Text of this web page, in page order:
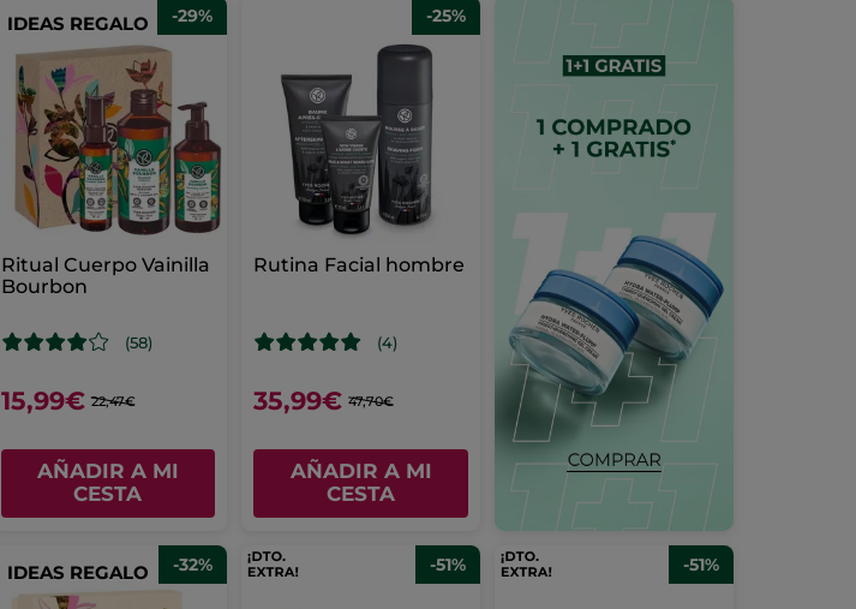
IDEAS REGALO -29%
Ritual Cuerpo Vainilla
Bourbon
(58)
15,99€ 22,47€
AÑADIR A MI
CESTA
-25%
Rutina Facial hombre
(4)
35,99€ 47,70€
AÑADIR A MI
CESTA
IDEAS REGALO -32% -51% -51%